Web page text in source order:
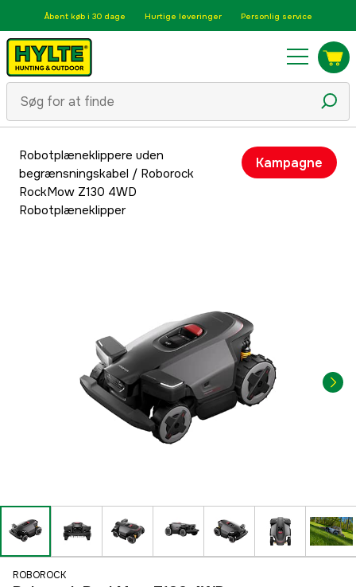
Åbent køb i 30 dage Hurtige leveringer Personlig service
Robotplæneklippere uden
begrænsningskabel / Roborock
RockMow Z130 4WD
Robotplæneklipper
Kampagne
ROBOROCK